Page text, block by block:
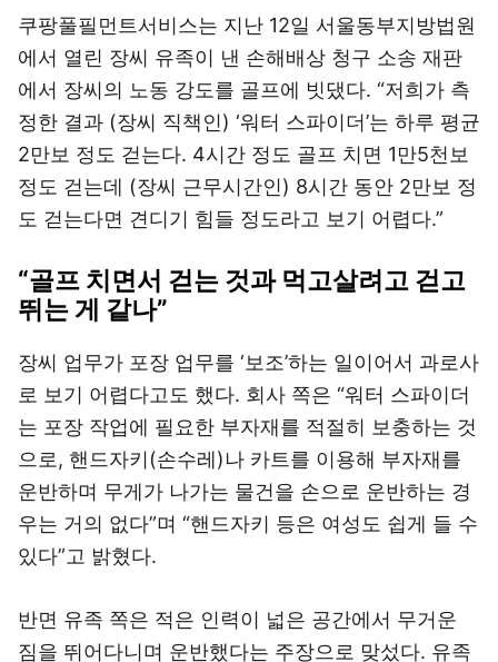
쿠팡풀필먼트서비스는 지난 12일 서울동부지방법원
에서 열린 장씨 유족이 낸 손해배상 청구 소송 재판
에서 장씨의 노동 강도를 골프에 빗댔다. “저희가 측
정한 결과 (장씨 직책인) ‘워터 스파이더’는 하루 평균
2만보 정도 걷는다. 4시간 정도 골프 치면 1만5천보
정도 걷는데 (장씨 근무시간인) 8시간 동안 2만보 정
도 걷는다면 견디기 힘들 정도라고 보기 어렵다.”
“골프 치면서 걷는 것과 먹고살려고 걷고
뛰는 게 같나”
장씨 업무가 포장 업무를 ‘보조’하는 일이어서 과로사
로 보기 어렵다고도 했다. 회사 쪽은 “워터 스파이더
는 포장 작업에 필요한 부자재를 적절히 보충하는 것
으로, 핸드자키(손수레)나 카트를 이용해 부자재를
운반하며 무게가 나가는 물건을 손으로 운반하는 경
우는 거의 없다”며 “핸드자키 등은 여성도 쉽게 들 수
있다”고 밝혔다.
반면 유족 쪽은 적은 인력이 넓은 공간에서 무거운
짐을 뛰어다니며 운반했다는 주장으로 맞섰다. 유족